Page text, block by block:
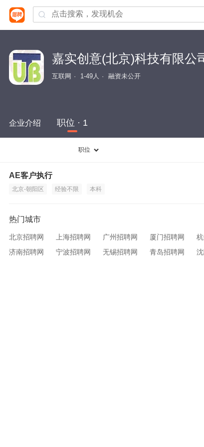
嘉实创意(北京)科技有限公
互联网 1-49人 融资未公开
企业介绍 职位 · 1
职位
AE客户执行
北京-朝阳区 经验不限 本科
热门城市
北京招聘网 上海招聘网 广州招聘网 厦门招聘网
济南招聘网
宁波招聘网 无锡招聘网 青岛招聘网